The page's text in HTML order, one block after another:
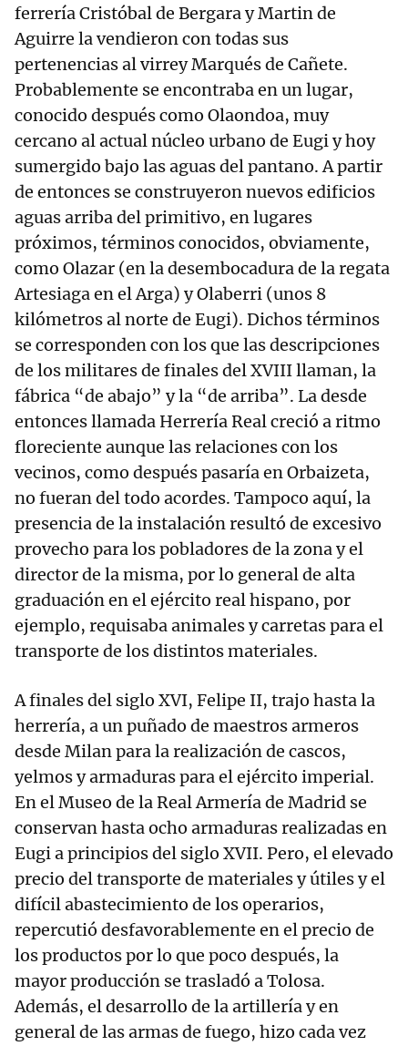
ferrería Cristóbal de Bergara y Martin de
Aguirre la vendieron con todas sus
pertenencias al virrey Marqués de Cañete.
Probablemente se encontraba en un lugar,
conocido después como Olaondoa, muy
cercano al actual núcleo urbano de Eugi y hoy
sumergido bajo las aguas del pantano. A partir
de entonces se construyeron nuevos edificios
aguas arriba del primitivo, en lugares
próximos, términos conocidos, obviamente,
como Olazar (en la desembocadura de la regata
Artesiaga en el Arga) y Olaberri (unos 8
kilómetros al norte de Eugi). Dichos términos
se corresponden con los que las descripciones
de los militares de finales del XVIII llaman, la
fábrica “de abajo” y la “de arriba”. La desde
entonces llamada Herrería Real creció a ritmo
floreciente aunque las relaciones con los
vecinos, como después pasaría en Orbaizeta,
no fueran del todo acordes. Tampoco aquí, la
presencia de la instalación resultó de excesivo
provecho para los pobladores de la zona y el
director de la misma, por lo general de alta
graduación en el ejército real hispano, por
ejemplo, requisaba animales y carretas para el
transporte de los distintos materiales.
A finales del siglo XVI, Felipe II, trajo hasta la
herrería, a un puñado de maestros armeros
desde Milan para la realización de cascos,
yelmos y armaduras para el ejército imperial.
En el Museo de la Real Armería de Madrid se
conservan hasta ocho armaduras realizadas en
Eugi a principios del siglo XVII. Pero, el elevado
precio del transporte de materiales y útiles y el
difícil abastecimiento de los operarios,
repercutió desfavorablemente en el precio de
los productos por lo que poco después, la
mayor producción se trasladó a Tolosa.
Además, el desarrollo de la artillería y en
general de las armas de fuego, hizo cada vez